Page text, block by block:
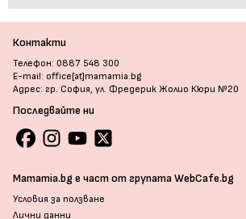
Контакти
Телефон: 0887 548 300
E-mail: office[at]mamamia.bg
Адрес: гр. София, ул. Фредерик Жолио Кюри №20
Последвайте ни
Mamamia.bg е част от групата WebCafe.bg
Условия за ползване
Лични данни